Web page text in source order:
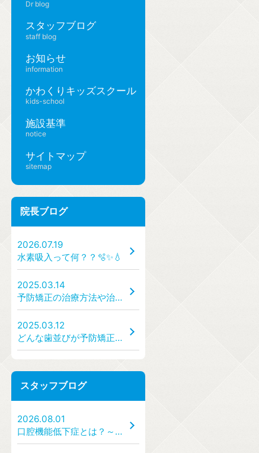
Dr blog
スタッフブログ
staff blog
お知らせ
information
かわくりキッズスクール
kids-school
施設基準
notice
サイトマップ
sitemap
院長ブログ
2026.07.19
水素吸入って何？？🫧✨💧
2025.03.14
予防矯正の治療方法や治療の手順・流れはどうなっているのか？ どんな装置を使うのか？
2025.03.12
どんな歯並びが予防矯正の対象になるのか？ → 出っ歯・受け口・ガタガタ・すきっ歯など、どんな状態なら受診すべき？
スタッフブログ
2026.08.01
口腔機能低下症とは？～「食べる・話す・飲み込む」力を守るために～